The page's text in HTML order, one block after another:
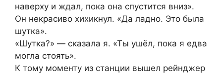
наверху и ждал, пока она спустится вниз».
Он некрасиво хихикнул. «Да ладно. Это была
шутка».
«Шутка?» — сказала я. «Ты ушёл, пока я едва
могла стоять».
К тому моменту из станции вышел рейнджер